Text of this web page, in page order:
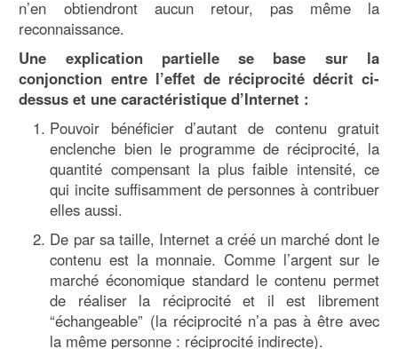
n’en obtiendront aucun retour, pas même la
reconnaissance.
Une explication partielle se base sur la
conjonction entre l’effet de réciprocité décrit ci-
dessus et une caractéristique d’Internet :
Pouvoir bénéficier d’autant de contenu gratuit
enclenche bien le programme de réciprocité, la
quantité compensant la plus faible intensité, ce
qui incite suffisamment de personnes à contribuer
elles aussi.
De par sa taille, Internet a créé un marché dont le
contenu est la monnaie. Comme l’argent sur le
marché économique standard le contenu permet
de réaliser la réciprocité et il est librement
“échangeable” (la réciprocité n’a pas à être avec
la même personne : réciprocité indirecte).